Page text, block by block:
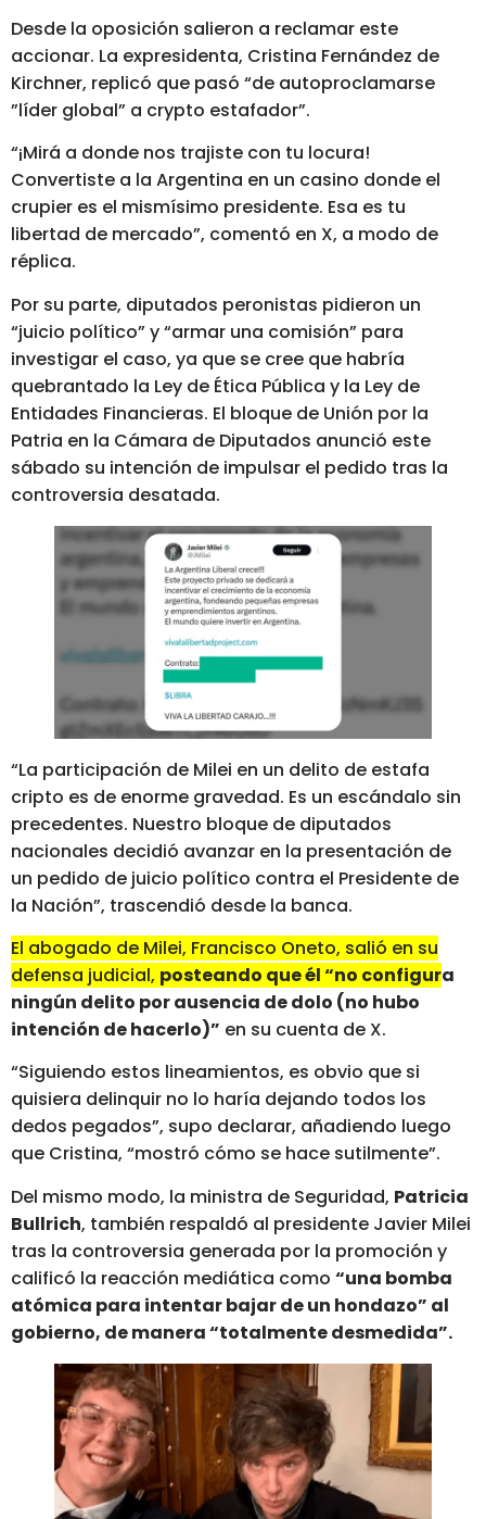
Desde la oposición salieron a reclamar este
accionar. La expresidenta, Cristina Fernández de
Kirchner, replicó que pasó “de autoproclamarse
”líder global” a crypto estafador”.
“¡Mirá a donde nos trajiste con tu locura!
Convertiste a la Argentina en un casino donde el
crupier es el mismísimo presidente. Esa es tu
libertad de mercado”, comentó en X, a modo de
réplica.
Por su parte, diputados peronistas pidieron un
“juicio político” y “armar una comisión” para
investigar el caso, ya que se cree que habría
quebrantado la Ley de Ética Pública y la Ley de
Entidades Financieras. El bloque de Unión por la
Patria en la Cámara de Diputados anunció este
sábado su intención de impulsar el pedido tras la
controversia desatada.
“La participación de Milei en un delito de estafa
cripto es de enorme gravedad. Es un escándalo sin
precedentes. Nuestro bloque de diputados
nacionales decidió avanzar en la presentación de
un pedido de juicio político contra el Presidente de
la Nación”, trascendió desde la banca.
El abogado de Milei, Francisco Oneto, salió en su
defensa judicial, posteando que él “no configura
ningún delito por ausencia de dolo (no hubo
intención de hacerlo)” en su cuenta de X.
“Siguiendo estos lineamientos, es obvio que si
quisiera delinquir no lo haría dejando todos los
dedos pegados”, supo declarar, añadiendo luego
que Cristina, “mostró cómo se hace sutilmente”.
Del mismo modo, la ministra de Seguridad, Patricia
Bullrich, también respaldó al presidente Javier Milei
tras la controversia generada por la promoción y
calificó la reacción mediática como “una bomba
atómica para intentar bajar de un hondazo” al
gobierno, de manera “totalmente desmedida”.